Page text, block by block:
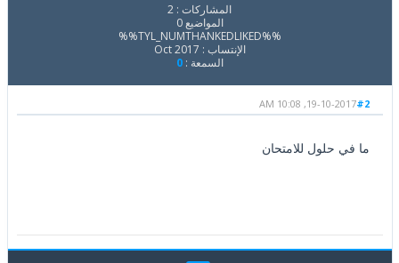
المشاركات : 2
المواضيع 0
%%TYL_NUMTHANKEDLIKED%%
الإنتساب : Oct 2017
السمعة :0
#2
19-10-2017, 10:08 AM
ما في حلول للامتحان